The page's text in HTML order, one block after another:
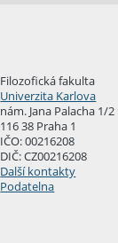
Filozofická fakulta
Univerzita Karlova
nám. Jana Palacha 1/2
116 38 Praha 1
IČO: 00216208
DIČ: CZ00216208
Další kontakty
Podatelna